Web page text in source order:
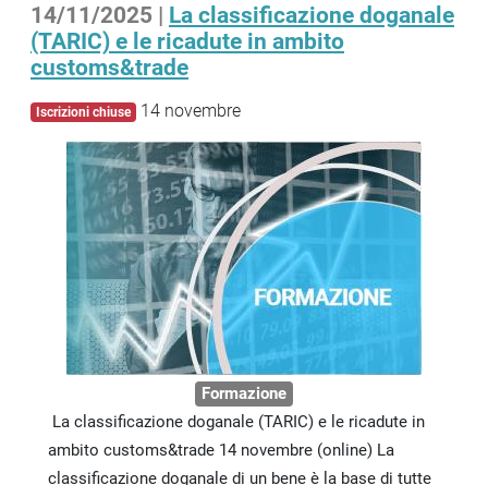
14/11/2025 | La classificazione doganale
(TARIC) e le ricadute in ambito
customs&trade
Iscrizioni chiuse 14 novembre
Formazione
La classificazione doganale (TARIC) e le ricadute in
ambito customs&trade 14 novembre (online) La
classificazione doganale di un bene è la base di tutte